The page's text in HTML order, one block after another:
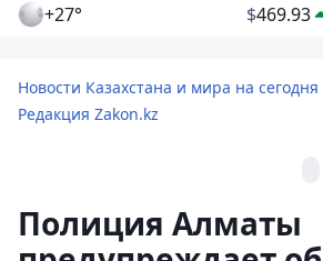
+27° $469.93
Новости Казахстана и мира на сегодня
Редакция Zakon.kz
Полиция Алматы